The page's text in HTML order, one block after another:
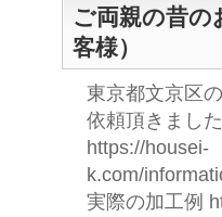
ご両親の昔の
客様）
東京都文京区
依頼頂きました
https://housei-
k.com/
実際の加工例